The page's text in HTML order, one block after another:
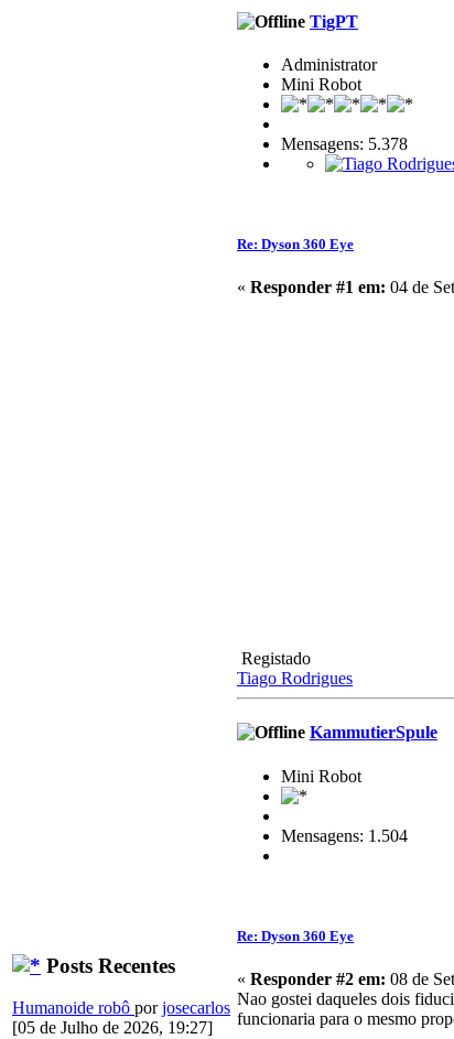
Posts Recentes
Humanoide robô porjosecarlos
[05 de Julho de 2026, 19:27]
TigPT
Administrator
Mini Robot
Mensagens: 5.378
Re: Dyson 360 Eye
« Responder #1 em: 04 de
Registado
Tiago Rodrigues
KammutierSpule
Mini Robot
Mensagens: 1.504
Re: Dyson 360 Eye
« Responder #2 em: 08 de
Nao gostei daqueles dois
funcionaria para o mesmo